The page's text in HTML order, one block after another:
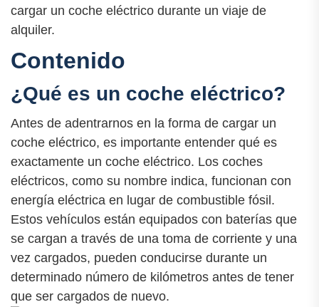
cargar un coche eléctrico durante un viaje de
alquiler.
Contenido
¿Qué es un coche eléctrico?
Antes de adentrarnos en la forma de cargar un
coche eléctrico, es importante entender qué es
exactamente un coche eléctrico. Los coches
eléctricos, como su nombre indica, funcionan con
energía eléctrica en lugar de combustible fósil.
Estos vehículos están equipados con baterías que
se cargan a través de una toma de corriente y una
vez cargados, pueden conducirse durante un
determinado número de kilómetros antes de tener
que ser cargados de nuevo.